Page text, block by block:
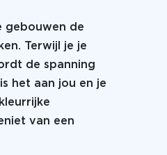
gebouwen de
Terwijl je je
de spanning
het aan jou en je
van een